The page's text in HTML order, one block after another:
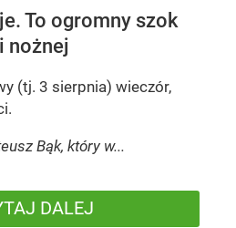
To ogromny szok
nożnej
(tj. 3 sierpnia) wieczór,
Bąk, który w...
DALEJ